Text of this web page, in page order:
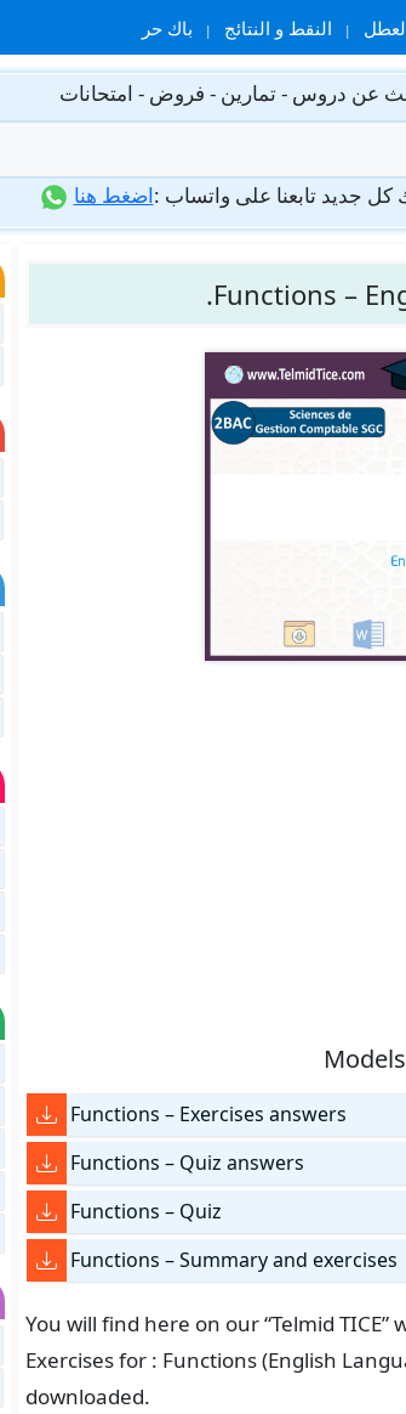
النقط و النتائج باك حر
عن دروس - تمارين - فروض - امتحانات
كل جديد تابعنا على واتساب :اضغط هنا
Functions –
Functions – Exercises answers
Functions – Quiz answers
Functions – Quiz
Functions – Summary and exercises
You will find here on our “Telmid
Exercises for : Functions (English
downloaded.